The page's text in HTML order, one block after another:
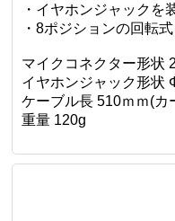
・イヤホンジャックを
・8ポジションの回転
マイクコネクター形状
イヤホンジャック形状
ケーブル長 510ｍｍ(カ
重量 120g